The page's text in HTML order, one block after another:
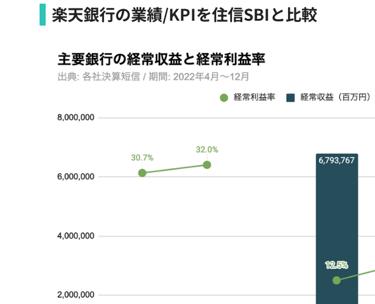
楽天銀行の業績/KPIを住信SBIと比較